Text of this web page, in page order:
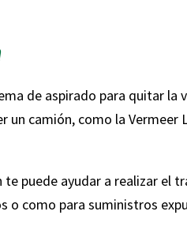
de aspirado para quitar la
un camión, como la Vermeer
puede ayudar a realizar el
o como para suministros